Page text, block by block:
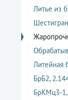
Литье из
Литейная
БрБ2,
БрКМц3-1,